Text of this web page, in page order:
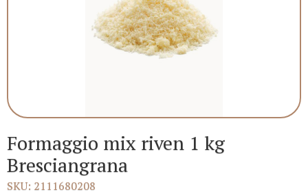
Formaggio mix riven 1 kg
Bresciangrana
SKU: 2111680208